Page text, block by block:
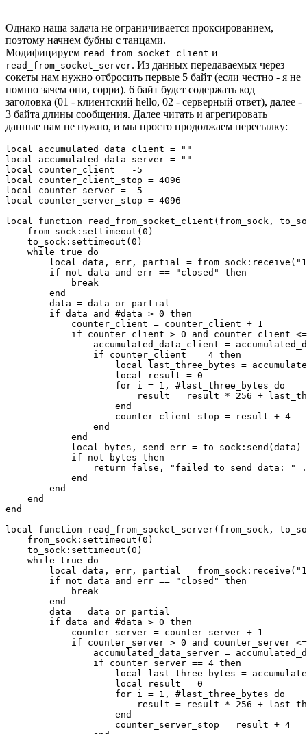
Однако наша задача не ограничивается проксированием,
поэтому начнем бубны с танцами.
Модифицируем read_from_socket_client и
read_from_socket_server. Из данных передаваемых через
сокеты нам нужно отбросить первые 5 байт (если честно - я не
помню зачем они, сорри). 6 байт будет содержать код
заголовка (01 - клиентский hello, 02 - серверный ответ), далее -
3 байта длины сообщения. Далее читать и агрегировать
данные нам не нужно, и мы просто продолжаем пересылку:
local accumulated_data_client = ""
local accumulated_data_server = ""
local counter_client = -5
local counter_client_stop = 4096
local counter_server = -5
local counter_server_stop = 4096
local function read_from_socket_client(from_sock,
    from_sock:settimeout(0)
    to_sock:settimeout(0)
    while true do
local data, err, partial =
        if not data and err == "closed" then
            break
        end
        data = data or partial
        if data and #data > 0 then
            counter_client = counter_client + 1
if counter_client > 0 and counter_client
accumulated_data_client =
                if counter_client == 4 then
local last_three_bytes =
                    local result = 0
                    for i = 1, #last_three_bytes do
result = result * 256 +
                    end
                    counter_client_stop = result + 4
                end
            end
            local bytes, send_err = to_sock:send(data)
            if not bytes then
return false, "failed to send data: "
            end
        end
    end
end
local function read_from_socket_server(from_sock,
    from_sock:settimeout(0)
    to_sock:settimeout(0)
    while true do
local data, err, partial =
        if not data and err == "closed" then
            break
        end
        data = data or partial
        if data and #data > 0 then
            counter_server = counter_server + 1
if counter_server > 0 and counter_server
accumulated_data_server =
                if counter_server == 4 then
local last_three_bytes =
                    local result = 0
                    for i = 1, #last_three_bytes do
result = result * 256 +
                    end
                    counter_server_stop = result + 4